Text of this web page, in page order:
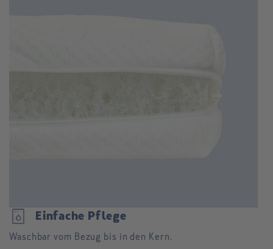
dishwasher_gen Einfache Pflege
Waschbar vom Bezug bis in den Kern.